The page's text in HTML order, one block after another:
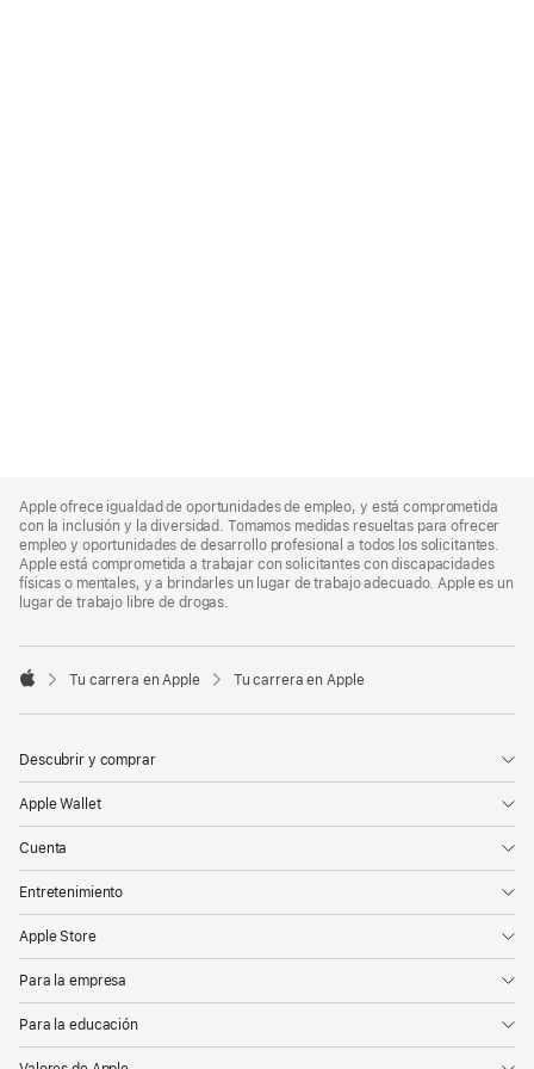
Footer
Apple ofrece igualdad de oportunidades de empleo, y está comprometida
con la inclusión y la diversidad. Tomamos medidas resueltas para ofrecer
empleo y oportunidades de desarrollo profesional a todos los solicitantes.
Apple está comprometida a trabajar con solicitantes con discapacidades
físicas o mentales, y a brindarles un lugar de trabajo adecuado. Apple es un
lugar de trabajo libre de drogas.

Tu carrera en Apple Tu carrera en Apple
Descubrir y comprar
Apple Wallet
Cuenta
Entretenimiento
Apple Store
Para la empresa
Para la educación